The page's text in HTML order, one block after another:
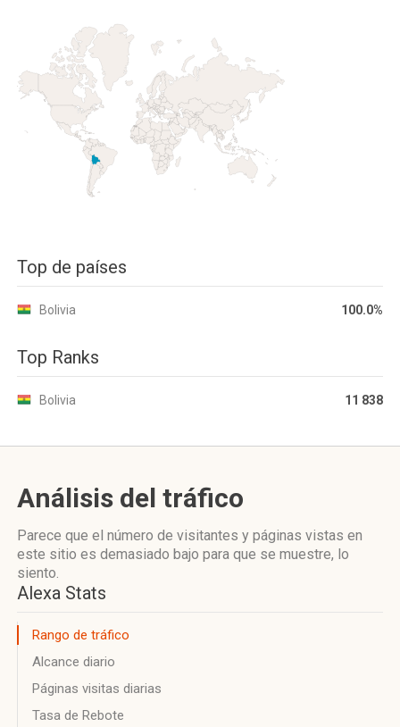
Top de países
Bolivia 100.0%
Top Ranks
Bolivia 11 838
Análisis del tráfico
Parece que el número de visitantes y páginas vistas en
este sitio es demasiado bajo para que se muestre, lo
siento.
Alexa Stats
Rango de tráfico
Alcance diario
Páginas visitas diarias
Tasa de Rebote